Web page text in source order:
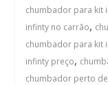
chumbador para kit
infinty no carrão,
chumbador para kit
infinty preço,
chumbador perto